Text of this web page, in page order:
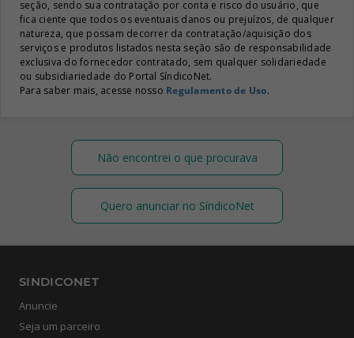
seção, sendo sua contratação por conta e risco do usuário, que
fica ciente que todos os eventuais danos ou prejuízos, de qualquer
natureza, que possam decorrer da contratação/aquisição dos
serviços e produtos listados nesta seção são de responsabilidade
exclusiva do fornecedor contratado, sem qualquer solidariedade
ou subsidiariedade do Portal SíndicoNet.
Para saber mais, acesse nosso Regulamento de Uso.
Não encontrei o que procurava
Quero anunciar no SíndicoNet
SINDICONET
Anuncie
Seja um parceiro